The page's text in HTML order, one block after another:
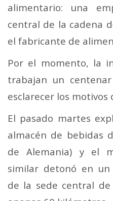
alimentario: una
central de la cadena
el fabricante de
Por el momento, la
trabajan un
esclarecer los motivos
El pasado martes
almacén de bebidas
de Alemania) y el
similar detonó en
de la sede central de